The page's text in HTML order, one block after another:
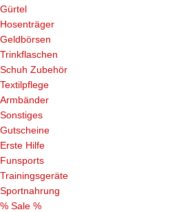
Gürtel
Hosenträger
Geldbörsen
Trinkflaschen
Schuh Zubehör
Textilpflege
Armbänder
Sonstiges
Gutscheine
Erste Hilfe
Funsports
Trainingsgeräte
Sportnahrung
% Sale %